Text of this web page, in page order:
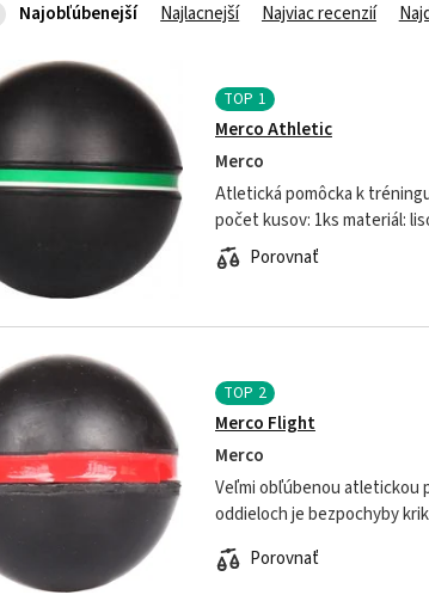
Najobľúbenejší Najlacnejší Najviac recenzií
TOP1
Merco Athletic
Merco
Atletická pomôcka k tréningu hodu do
počet kusov: 1ks materiál:
čierna so žltým prúžkom
Porovnať
TOP 2
Merco Flight
Merco
Veľmi obľúbenou atletickou
oddieloch je bezpochyby
Porovnať